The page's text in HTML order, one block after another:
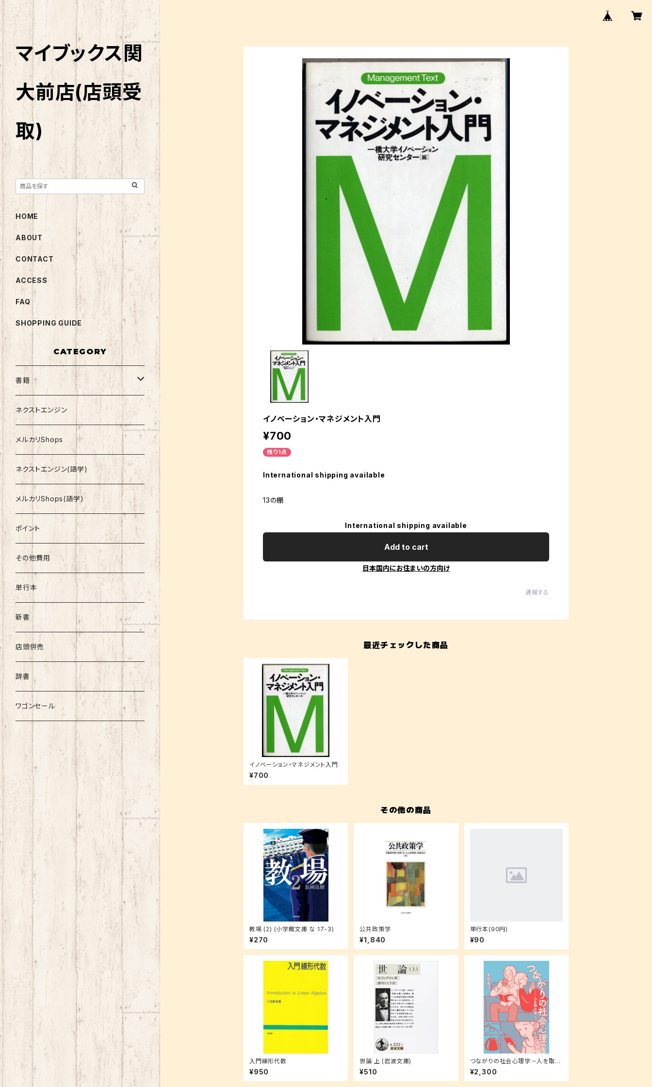
イノベーション・マネジメント入門
¥700
残り1点
International shipping available
13の棚
International shipping available
Add to cart
日本国内にお住まいの方向け
通報する
最近チェックした商品
イノベーション・マネジメント入門
¥700
その他の商品
教場 (2) (小学館文庫 な 17-3)
¥270
公共政策学
¥1,840
単行本(90円)
¥90
入門線形代数
¥950
世論 上 (岩波文庫)
¥510
つながりの社会心理学－人を取り
巻く「空気」を科学する
¥2,300
マイブックス関
大前店(店頭受
取)
HOME
ABOUT
CONTACT
ACCESS
FAQ
SHOPPING GUIDE
CATEGORY
書籍
関西大学テキスト
就活
資格
コミック
文庫
その他書籍
書籍以外
ネクストエンジン
メルカリShops
ネクストエンジン(語学)
メルカリShops(語学)
ポイント
その他費用
単行本
新書
店頭併売
辞書
ワゴンセール